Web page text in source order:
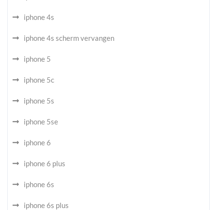
iphone 4s
iphone 4s scherm vervangen
iphone 5
iphone 5c
iphone 5s
iphone 5se
iphone 6
iphone 6 plus
iphone 6s
iphone 6s plus